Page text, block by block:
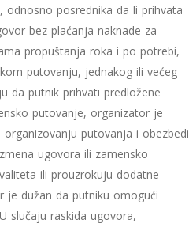
odnosno posrednika da li prihvata
bez plaćanja naknade za
propuštanja roka i po potrebi,
putovanju, jednakog ili većeg
da putnik prihvati predložene
putovanje, organizator je
putovanja i obezbedi
ugovora ili zamensko
ili prouzrokuju dodatne
je dužan da putniku omogući
slučaju raskida ugovora,